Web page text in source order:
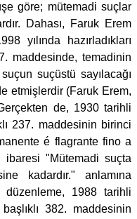
göre; mütemadi suçlar
Dahası, Faruk Erem
yılında hazırladıkları
maddesinde, temadinin
suçüstü sayılacağı
etmişlerdir (Faruk Erem,
de, 1930 tarihli
237. maddesinin birinci
é flagrante fino a
"Mütemadi suçta
kadardır." anlamına
1988 tarihli
382. maddesinin